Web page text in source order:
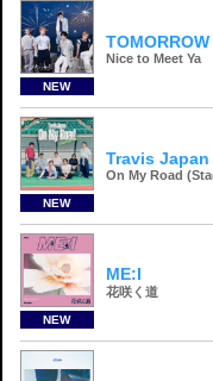
NEW
Nice to Meet Ya
NEW
Travis Japan
On My Road
NEW
ME:I
花咲く道